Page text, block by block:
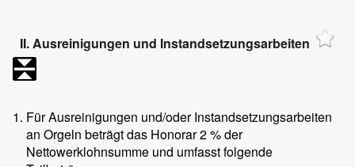
II. Ausreinigungen und Instandsetzungsarbeiten
1. Für Ausreinigungen und/oder Instandsetzungsarbeiten
an Orgeln beträgt das Honorar 2 % der
Nettowerklohnsumme und umfasst folgende